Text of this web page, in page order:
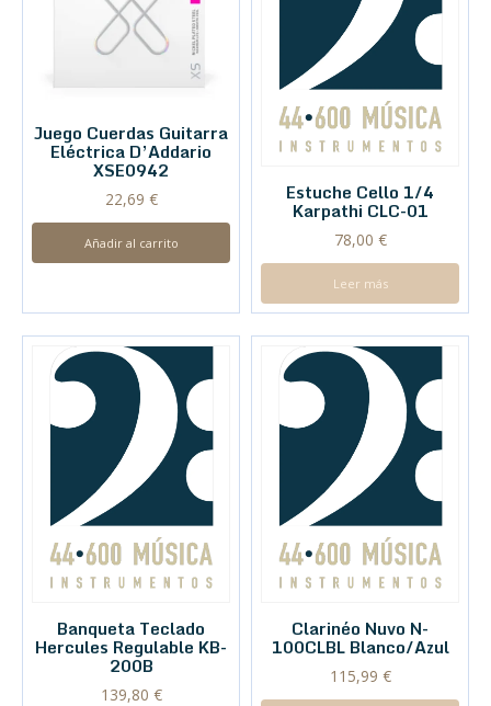
Juego Cuerdas Guitarra
Eléctrica D’Addario
XSE0942
22,69 €
Añadir al carrito
Estuche Cello 1/4
Karpathi CLC-01
78,00 €
Leer más
Banqueta Teclado
Hercules Regulable KB-
200B
139,80 €
Clarinéo Nuvo N-
100CLBL Blanco/Azul
115,99 €